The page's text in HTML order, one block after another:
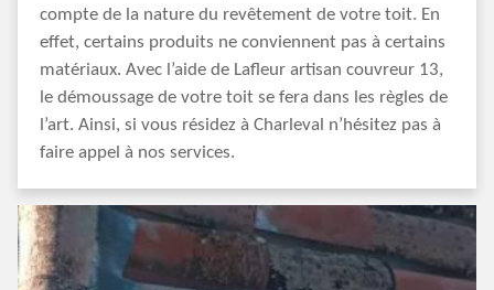
compte de la nature du revêtement de votre toit. En
effet, certains produits ne conviennent pas à certains
matériaux. Avec l’aide de Lafleur artisan couvreur 13,
le démoussage de votre toit se fera dans les règles de
l’art. Ainsi, si vous résidez à Charleval n’hésitez pas à
faire appel à nos services.